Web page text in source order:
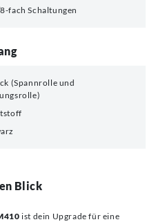
fach Schaltungen
(Spannrolle und
Blick
ist dein Upgrade für eine